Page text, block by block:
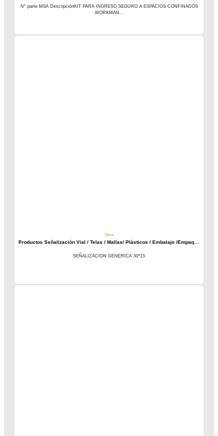
N° parte MSA DescripciónKIT PARA INGRESO SEGURO A ESPACIOS CONFINADOS
WORKMAN...
Otros
SEÑALIZACION GENERICA 30*15